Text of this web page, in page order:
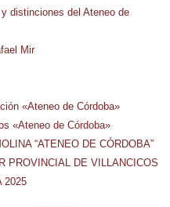
distinciones del Ateneo de
Mir
«Ateneo de Córdoba»
«Ateneo de Córdoba»
“ATENEO DE CÓRDOBA”
PROVINCIAL DE VILLANCICOS
2025